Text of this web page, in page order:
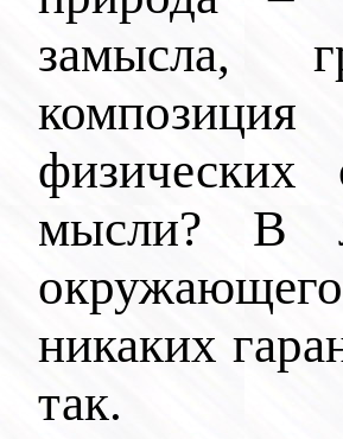
замысла,
мысли? В
никаких
так.